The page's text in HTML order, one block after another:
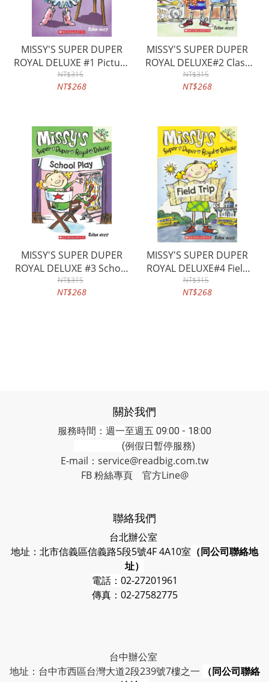
MISSY'S SUPER DUPER
ROYAL DELUXE #1 Picture
Day with CD
NT$315
NT$268
MISSY'S SUPER DUPER
ROYAL DELUXE#2 Class
Pets with CD
NT$315
NT$268
MISSY'S SUPER DUPER
ROYAL DELUXE #3 School
Play with CD
NT$315
NT$268
MISSY'S SUPER DUPER
ROYAL DELUXE#4 Field
Trip with CD
NT$315
NT$268
關於我們
服務時間：週一至週五 09:00 - 18:00
(例假日暫停服務)
E-mail：service@readbig.com.tw
FB 粉絲專頁
官方Line@
聯絡我們
台北辦公室
地址：北市信義區信義路5段5號4F 4A10室 （同公司聯絡地
址）
電話： 02-27201961
傳真：02-27582775
台中辦公室
地址：台中市西區台灣大道2段239號7樓之一
（同公司聯絡